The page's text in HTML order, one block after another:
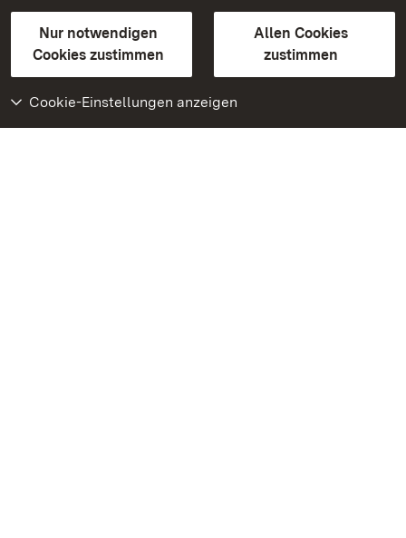
Nur notwendigen
Cookies zustimmen
Allen Cookies
zustimmen
Cookie-Einstellungen anzeigen
GebärdenspracheLeichte Sprache
Erklärung zur Barrierefreiheit
BITV-konform (geprüfte Seiten)
Weiteres